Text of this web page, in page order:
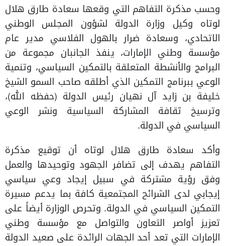
وحسب مذكرة التفاهم التي وقعها سعادة طارق هلال
لوتاه وكيل وزارة الدولة لشؤون المجلس الوطني
الاتحادي، وسعادة ضرار بالهول الفلاسي مدير عام
مؤسسة وطني الإمارات، ينفذ الجانبان مجموعة من
البرامج والأنشطة المتعلقة بالتمكين السياسي، وتنمية
الوعي ببرنامج التمكين الذي أطلقه صاحب السمو الشيخ
خليفة بن زايد آل نهيان رئيس الدولة (حفظه الله)،
وترسيخ ثقافة المشاركة السياسية ونشر الوعي
السياسي في الدولة.
وأكد سعادة طارق هلال لوتاه أن توقيع مذكرة
التفاهم يهدف إلى تضافر الجهود وتوحيدها والعمل
وفق رؤية مشتركة في سبيل إيجاد وعي سياسي
إيجابي لدى الشرائح المجتمعية كافة بما يدعم مسيرة
التمكين السياسي في الدولة. وتحرص الوزارة أيضاً على
تعزيز أواصر التعاون والتواصل مع مؤسسة وطني
الإمارات التي تعد أحد الجهات الرائدة على صعيد الدولة